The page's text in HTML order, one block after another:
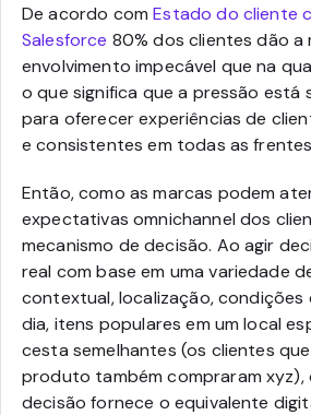
De acordo comEstado do cliente
Salesforce 80% dos clientes dão a
envolvimento impecável que na
o que significa que a pressão está
para oferecer experiências de
e consistentes em todas as
Então, como as marcas podem
expectativas omnichannel dos
mecanismo de decisão. Ao agir
real com base em uma variedade
contextual, localização, condições
dia, itens populares em um local
cesta semelhantes (os clientes
produto também compraram xyz),
decisão fornece o equivalente